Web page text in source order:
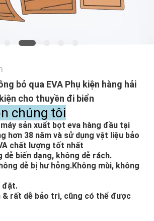
bỏ qua EVA Phụ kiện hàng hải
cho thuyền đi biển
chúng tôi
sản xuất bọt eva hàng đầu tại
hơn 38 năm và sử dụng vật liệu bảo
chất lượng tốt nhất
dễ biến dạng, không dễ rách.
dễ bị hư hỏng.Không mùi, không
đặt.
& rất dễ bảo trì, cũng có thể được